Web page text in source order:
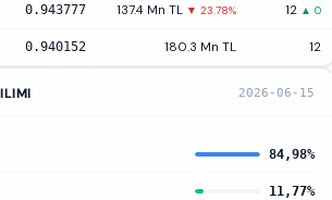
0.943777 137.4 Mn TL ▼ 23.78% 12 ▲ 0
0.940152 180.3 Mn TL 12
2026-06-15
84,98%
11,77%